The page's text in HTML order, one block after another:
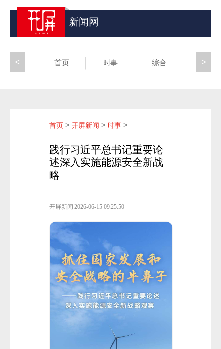
新闻网
首页 时事 综合 昆滇
>
<
首页 > 开屏新闻 > 时事 >
践行习近平总书记重要论
述深入实施能源安全新战
略
开屏新闻 2026-06-15 09:25:50